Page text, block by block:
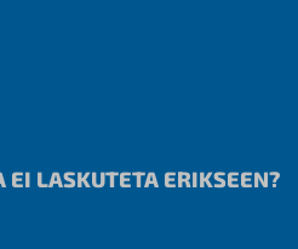
LASKUTETA ERIKSEEN?